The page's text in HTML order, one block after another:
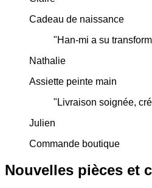
Cadeau de naissance
"Han-mi a su
Nathalie
Assiette peinte main
" Livraison soignée,
Julien
Commande boutique
Nouvelles pièces et